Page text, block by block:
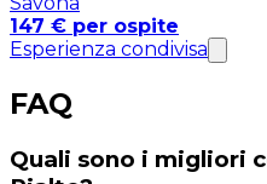
147 € per ospite
Esperienza condivisa
FAQ
Quali sono i migliori